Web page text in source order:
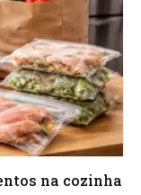
na cozinha